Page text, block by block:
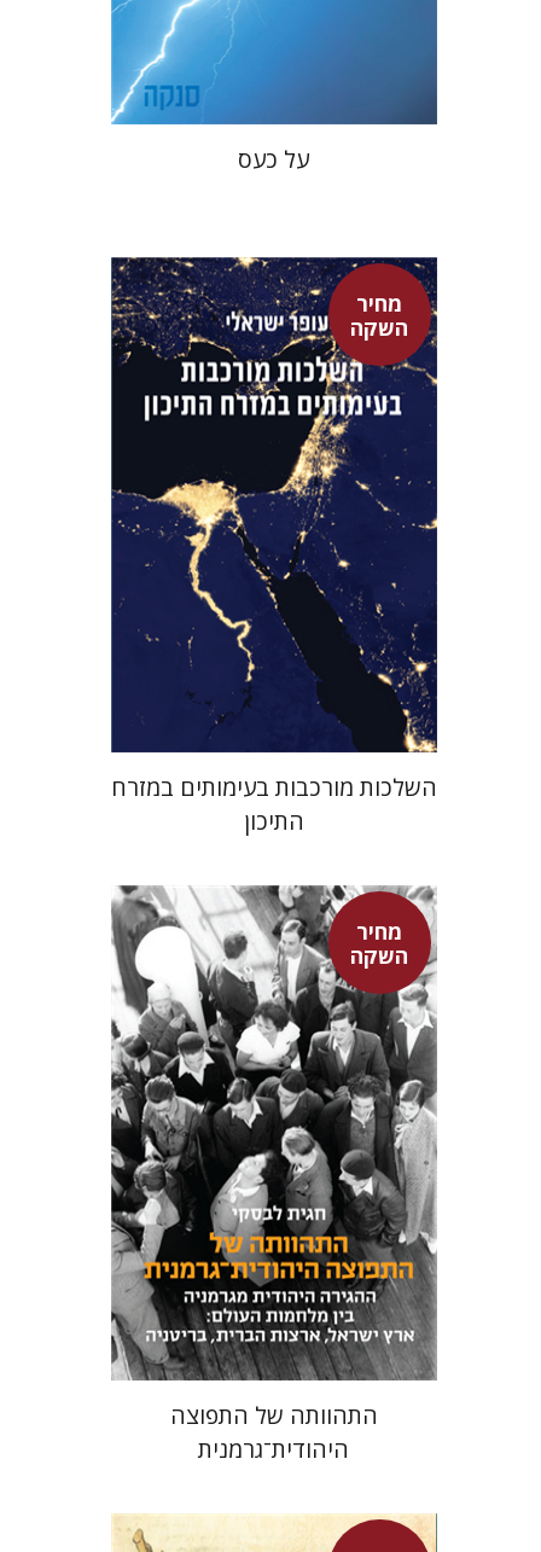
מחיר השקה
על כעס
מחיר
השקה
עופר ישראלי
גיא הרלינג
מחיר השקה
$29
השלכות מורכבות בעימותים במזרח
התיכון
מחיר
השקה
חגית לבסקי
מאירה טורצקי
מחיר השקה
$34
$24
התהוותה של התפוצה
היהודית־גרמנית